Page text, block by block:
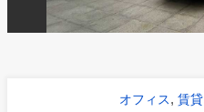
オフィス, 賃貸